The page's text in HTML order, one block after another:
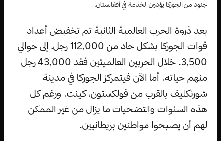
جنود من الجوركا يؤدون الخدمة في أفغانستان.
بعد ذروة الحرب العالمية الثانية تم تخفيض أعداد
قوات الجوركا بشكل حاد من 112,000 رجل، إلى حوالي
3,500. خلال الحربين العالميتين فقد 43,000 رجل
منهم حياته. أما الآن فيتمركز الجوركا في مدينة
شورنكليف بالقرب من فولكستون، كينت. ورغم كل
هذه السنوات والتضحيات ما يزال من غير الممكن
لهم أن يصبحوا مواطنين بريطانيين.